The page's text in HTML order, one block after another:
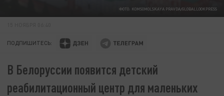
ФОТО: KOMSOMOLSKAYA PRAVDA/GLOBALLOOKPRESS
ПОДПИШИТЕСЬ:
В Белоруссии появится детский
реабилитационный центр для маленьких